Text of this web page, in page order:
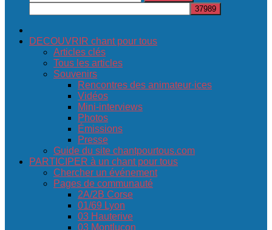
DECOUVRIR chant pour tous
Articles clés
Tous les articles
Souvenirs
Rencontres des animateur·ices
Vidéos
Mini-interviews
Photos
Émissions
Presse
Guide du site chantpourtous.com
PARTICIPER à un chant pour tous
Chercher un événement
Pages de communauté
2A/2B Corse
01/69 Lyon
03 Hauterive
03 Montluçon